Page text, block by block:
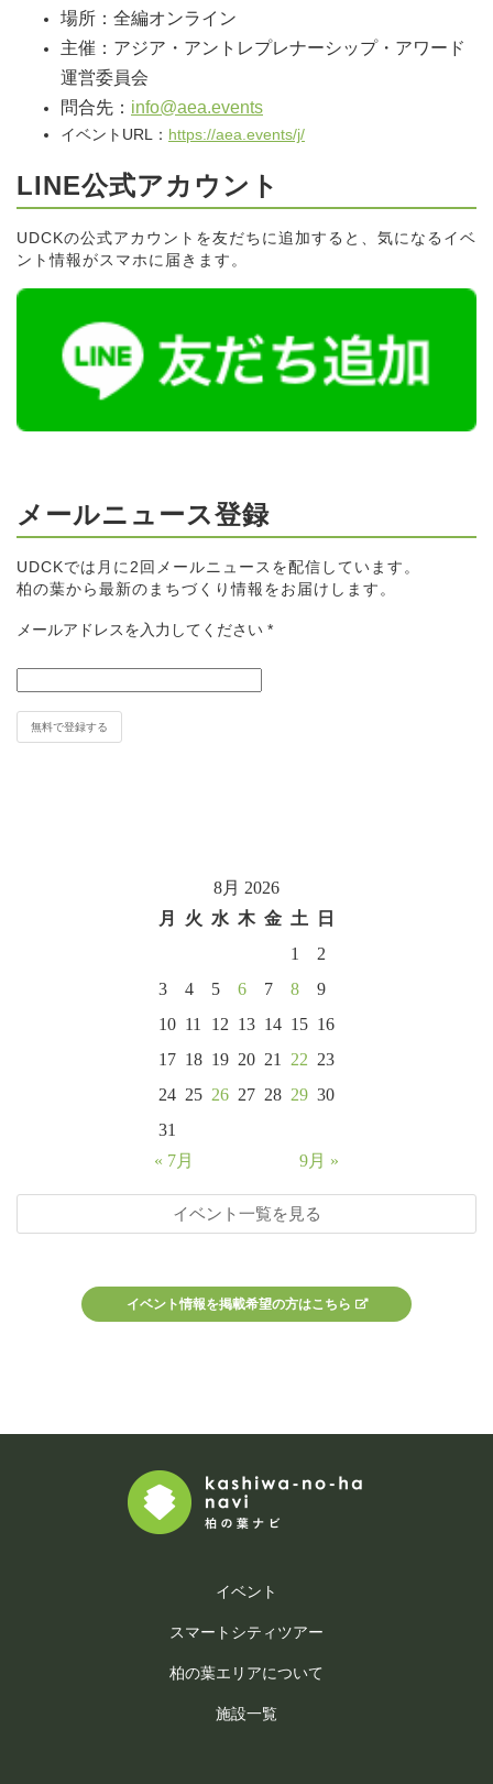
場所：全編オンライン
主催：アジア・アントレプレナーシップ・アワード
運営委員会
問合先： info@aea.events
イベントURL： https://aea.events/j/
LINE公式アカウント
UDCKの公式アカウントを友だちに追加すると、気になるイベ
ント情報がスマホに届きます。
メールニュース登録
UDCKでは月に2回メールニュースを配信しています。
柏の葉から最新のまちづくり情報をお届けします。
メールアドレスを入力してください *
8月 2026
月
火 水 木 金 土
日
1
2
3
4 5 6 7 8
9
10 11 12 13 14 15 16
17 18 19 20 21 22 23
24 25 26 27 28 29 30
31
« 7月
9月 »
イベント一覧を見る
イベント情報を掲載希望の方はこちら
イベント
スマートシティツアー
柏の葉エリアについて
施設一覧